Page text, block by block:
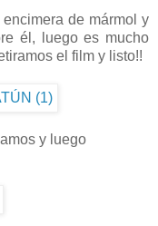
de mármol y
él, luego es mucho
el film y listo!!
y luego